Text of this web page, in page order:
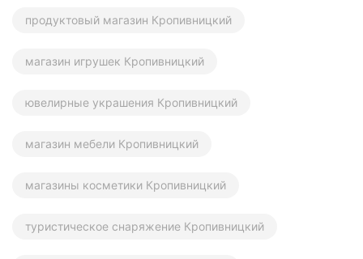
продуктовый магазин Кропивницкий
магазин игрушек Кропивницкий
ювелирные украшения Кропивницкий
магазин мебели Кропивницкий
магазины косметики Кропивницкий
туристическое снаряжение Кропивницкий